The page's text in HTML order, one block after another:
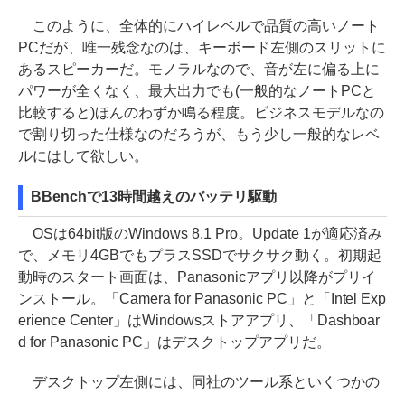
このように、全体的にハイレベルで品質の高いノート
PCだが、唯一残念なのは、キーボード左側のスリットに
あるスピーカーだ。モノラルなので、音が左に偏る上に
パワーが全くなく、最大出力でも(一般的なノートPCと
比較すると)ほんのわずか鳴る程度。ビジネスモデルなの
で割り切った仕様なのだろうが、もう少し一般的なレベ
ルにはして欲しい。
BBenchで13時間越えのバッテリ駆動
OSは64bit版のWindows 8.1 Pro。Update 1が適応済み
で、メモリ4GBでもプラスSSDでサクサク動く。初期起
動時のスタート画面は、Panasonicアプリ以降がプリイ
ンストール。「Camera for Panasonic PC」と「Intel Exp
erience Center」はWindowsストアアプリ、「Dashboar
d for Panasonic PC」はデスクトップアプリだ。
デスクトップ左側には、同社のツール系といくつかの